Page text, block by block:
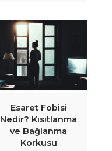
Esaret Fobisi
Nedir? Kısıtlanma
ve Bağlanma
Korkusu